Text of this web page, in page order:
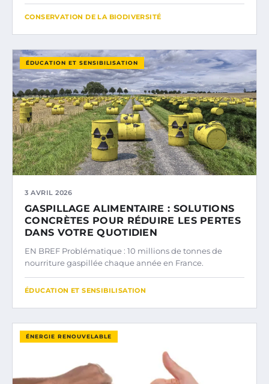
CONSERVATION DE LA BIODIVERSITÉ
ÉDUCATION ET SENSIBILISATION
3 AVRIL 2026
GASPILLAGE ALIMENTAIRE : SOLUTIONS
CONCRÈTES POUR RÉDUIRE LES PERTES
DANS VOTRE QUOTIDIEN
EN BREF Problématique : 10 millions de tonnes de
nourriture gaspillée chaque année en France.
ÉDUCATION ET SENSIBILISATION
ÉNERGIE RENOUVELABLE